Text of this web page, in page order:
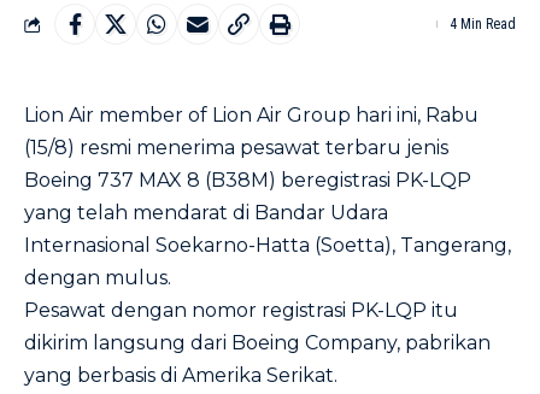
4 Min Read
Lion Air member of Lion Air Group hari ini, Rabu
(15/8) resmi menerima pesawat terbaru jenis
Boeing 737 MAX 8 (B38M) beregistrasi PK-LQP
yang telah mendarat di Bandar Udara
Internasional Soekarno-Hatta (Soetta), Tangerang,
dengan mulus.
Pesawat dengan nomor registrasi PK-LQP itu
dikirim langsung dari Boeing Company, pabrikan
yang berbasis di Amerika Serikat.